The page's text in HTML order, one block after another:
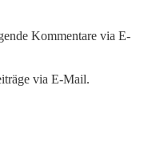
Kommentare via E-
via E-Mail.